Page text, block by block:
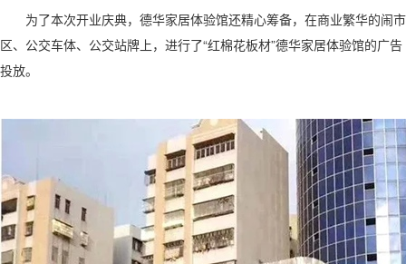
为了本次开业庆典，德华家居体验馆还精心筹备，在商业繁华的闹市
区、公交车体、公交站牌上，进行了“红棉花板材”德华家居体验馆的广告
投放。